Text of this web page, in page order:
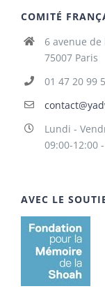
COMITÉ
6 avenue
75007 Paris
01 47 20 99
Lundi -
09:00-12:00
AVEC LE